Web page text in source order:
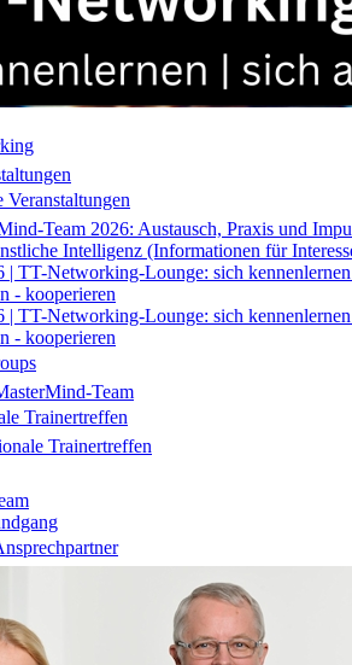
Veranstaltungen
Team 2026: Austausch, Praxis und
Intelligenz (Informationen für
| TT-Networking-Lounge: sich
- kooperieren
| TT-Networking-Lounge: sich
- kooperieren
Team
Trainertreffen
Trainertreffen